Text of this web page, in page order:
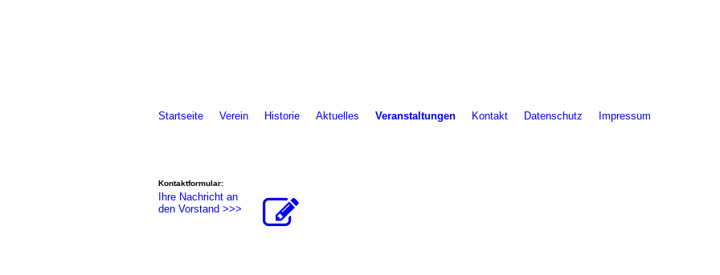
Startseite Verein Historie Aktuelles Veranstaltungen Kontakt Datenschutz Impressum
Kontaktformular:
Ihre Nachricht an
den Vorstand >>>